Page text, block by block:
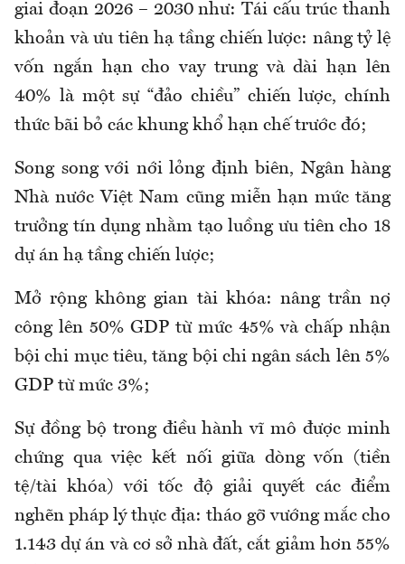
giai đoạn 2026 – 2030 như: Tái cấu trúc thanh
khoản và ưu tiên hạ tầng chiến lược: nâng tỷ lệ
vốn ngắn hạn cho vay trung và dài hạn lên
40% là một sự “đảo chiều” chiến lược, chính
thức bãi bỏ các khung khổ hạn chế trước đó;
Song song với nới lỏng định biên, Ngân hàng
Nhà nước Việt Nam cũng miễn hạn mức tăng
trưởng tín dụng nhằm tạo luồng ưu tiên cho 18
dự án hạ tầng chiến lược;
Mở rộng không gian tài khóa: nâng trần nợ
công lên 50% GDP từ mức 45% và chấp nhận
bội chi mục tiêu, tăng bội chi ngân sách lên 5%
GDP từ mức 3%;
Sự đồng bộ trong điều hành vĩ mô được minh
chứng qua việc kết nối giữa dòng vốn (tiền
tệ/tài khóa) với tốc độ giải quyết các điểm
nghẽn pháp lý thực địa: tháo gỡ vướng mắc cho
1.143 dự án và cơ sở nhà đất, cắt giảm hơn 55%